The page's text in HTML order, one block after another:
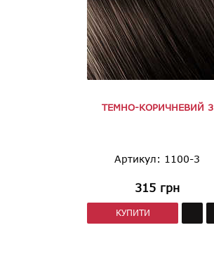
ТЕМНО-КОРИЧНЕВИЙ 3
Артикул: 1100-3
315 грн
КУПИТИ